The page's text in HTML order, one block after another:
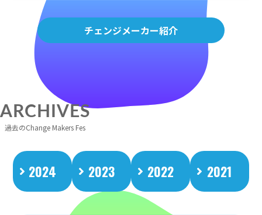
チェンジメーカー紹介
ARCHIVES
過去のChange Makers Fes
2024 2023 2022 2021